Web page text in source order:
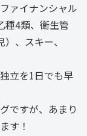
ァイナンシャル
種4類、衛生管
、スキー、
立を1日でも早
ですが、あまり
す！